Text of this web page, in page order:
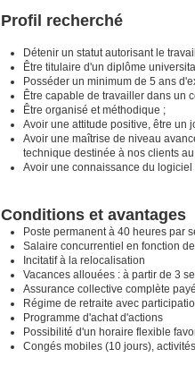
Profil recherché
Détenir un statut autorisant le
Être titulaire d'un diplôme
Posséder un minimum de 5 ans
Être capable de travailler dans un
Être organisé et méthodique ;
Avoir une attitude positive, être un
Avoir une maîtrise de niveau
technique destinée à nos clients
Avoir une connaissance du logiciel
Conditions et avantages
Poste permanent à 40 heures par
Salaire concurrentiel en fonction
Incitatif à la relocalisation
Vacances allouées : à partir de 3
Assurance collective complète
Régime de retraite avec
Programme d'achat d'actions
Possibilité d'un horaire flexible
Congés mobiles (10 jours),